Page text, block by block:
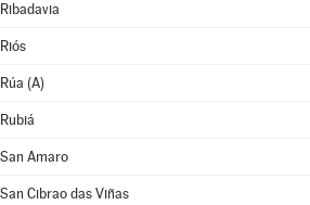
Ribadavia
Riós
Rúa (A)
Rubiá
San Amaro
San Cibrao das Viñas